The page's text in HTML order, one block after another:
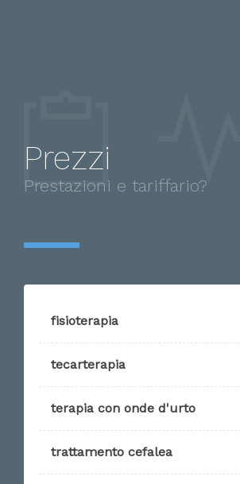
Prezzi
Prestazioni e tariffario?
fisioterapia
tecarterapia
terapia con onde d'urto
trattamento cefalea